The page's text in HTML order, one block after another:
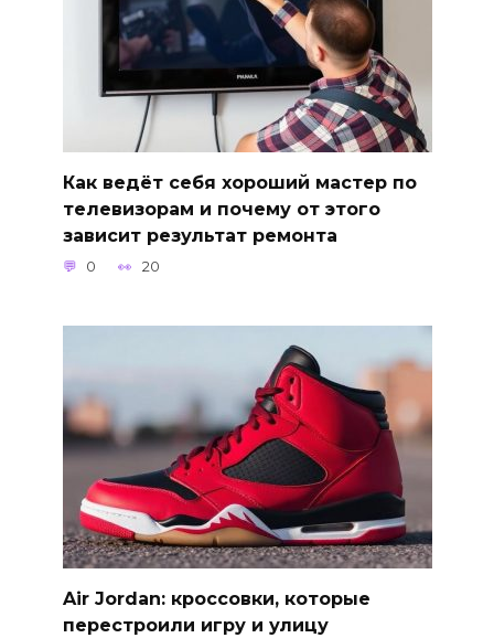
Как ведёт себя хороший мастер по
телевизорам и почему от этого
зависит результат ремонта
0 20
Air Jordan: кроссовки, которые
перестроили игру и улицу